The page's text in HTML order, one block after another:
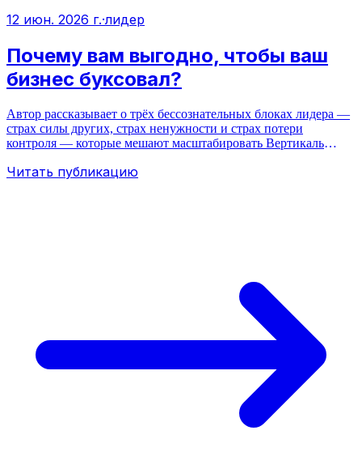
12 июн. 2026 г.·лидер
Почему вам выгодно, чтобы ваш
бизнес буксовал?
Автор рассказывает о трёх бессознательных блоках лидера —
страх силы других, страх ненужности и страх потери
контроля — которые мешают масштабировать Вертикаль
Читать публикацию